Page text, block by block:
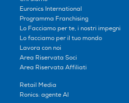
Euronics International
Programma Franchising
Lo Facciamo per te, i nostri impegni
Lo facciamo per il tuo mondo
Lavora con noi
Area Riservata Soci
Area Riservata Affiliati
Retail Media
Ronics: agente AI